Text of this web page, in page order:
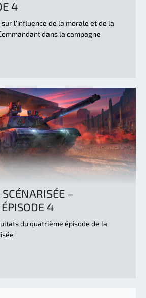
4
l’influence de la morale et de la
dans la campagne
–
4
du quatrième épisode de la